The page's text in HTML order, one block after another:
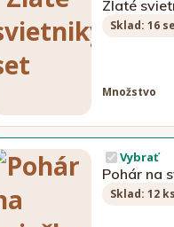
Zlaté
Sklad: 16
Množstvo
Vybrať
Pohár na
Sklad: 12